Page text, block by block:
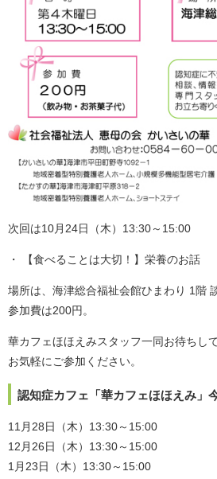
次回は10月24日（木）13:30～15:00
【食べることは大切！】栄養のお話
場所は、海津総合福祉会館ひまわり 1階
参加費は200円。
華カフェほほえみスタッフ一同お待ちし
お気軽にご参加ください。
認知症カフェ「華カフェほほえみ」
11月28日（木）13:30～15:00
12月26日（木）13:30～15:00
1月23日（木）13:30～15:00